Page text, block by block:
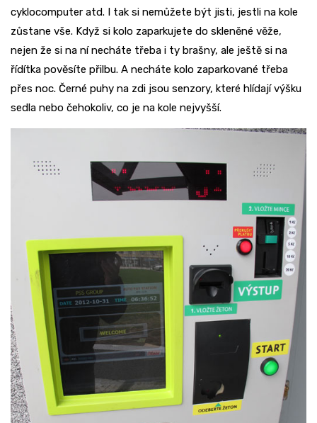
cyklocomputer atd. I tak si nemůžete být jisti, jestli na kole
zůstane vše. Když si kolo zaparkujete do skleněné věže,
nejen že si na ní necháte třeba i ty brašny, ale ještě si na
řídítka pověsíte přilbu. A necháte kolo zaparkované třeba
přes noc. Černé puhy na zdi jsou senzory, které hlídají výšku
sedla nebo čehokoliv, co je na kole nejvyšší.